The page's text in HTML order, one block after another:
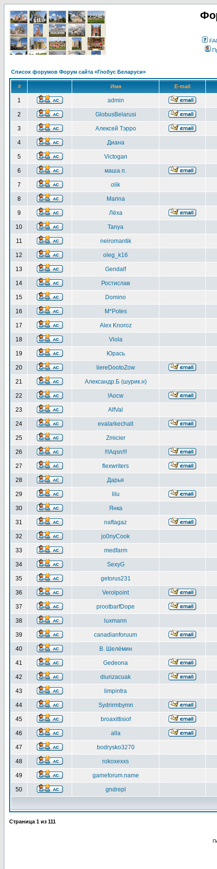
Список форумов Форум сайта «Глобус Беларуси»
# Имя E-mail
1 admin
2 GlobusBelarusi
3 Алексей Тэрро
4 Диана
5 Victogan
6 маша п.
7 olik
8 Marina
9 Лёха
10 Tanya
11 neiromantik
12 oleg_k16
13 Gendalf
14 Ростислав
15 Domino
16 M*Potes
17 Alex Knoroz
18 Viola
19 Юрась
20 liereDootoZow
21 Александр.Б (шурик.н)
22 !Aocw
23 AlfVal
24 evalarkechalt
25 Zmicier
26 !!!Aqsn!!!
27 flexwriters
28 Дарья
29 lilu
30 Янка
31 naftagaz
32 jo0nyCook
33 medfarm
34 SexyG
35 getorus231
36 Verolpoint
37 prootbarfDope
38 luxmann
39 canadianforuum
40 В. Шелёмин
41 Gedeona
42 diurizacuak
43 limpintra
44 Sydrirmbymn
45 broaxittisiof
46 alla
47 bodrysko3270
48 rokoxexxs
49 gameforum.name
50 gndrepl
Страница 1 из 111